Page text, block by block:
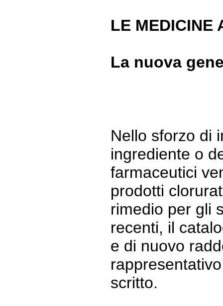
LE MEDICINE
La nuova
Nello sforzo di
ingrediente o
farmaceutici
prodotti
rimedio per gli
recenti, il
e di nuovo
scritto.